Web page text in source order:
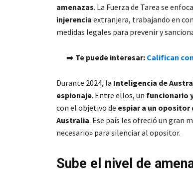
amenazas. La Fuerza de Tarea se
injerencia extranjera, trabajando en
medidas legales para prevenir y
➡️ Te puede interesar: Califican
Durante 2024, la Inteligencia de
espionaje. Entre ellos, un funcionario
con el objetivo de espiar a un opositor
Australia. Ese país les ofreció un gran
necesario» para silenciar al opositor.
Sube el nivel de